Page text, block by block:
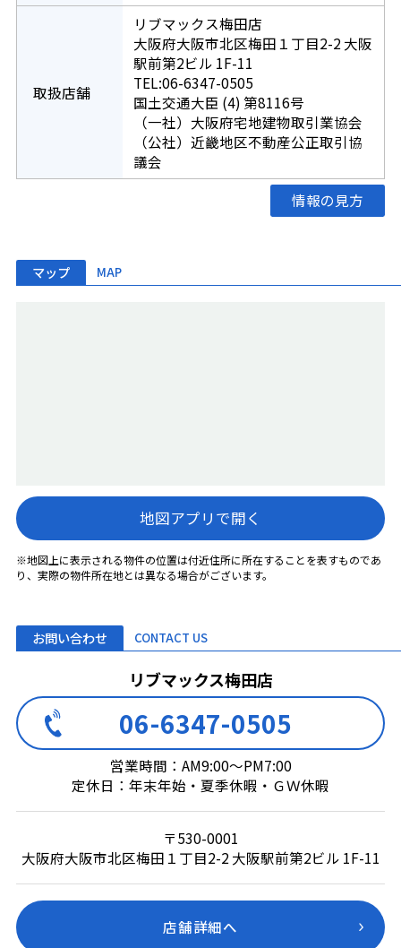
取扱店舗
リブマックス梅田店
大阪府大阪市北区梅田１丁目2-2 大阪
駅前第2ビル 1F-11
TEL:06-6347-0505
国土交通大臣 (4) 第8116号
（一社）大阪府宅地建物取引業協会
（公社）近畿地区不動産公正取引協
議会
情報の見方
マップ MAP
地図アプリで開く
※地図上に表示される物件の位置は付近住所に所在することを表すものであ
り、実際の物件所在地とは異なる場合がございます。
お問い合わせ CONTACT US
リブマックス梅田店
06-6347-0505
営業時間：AM9:00～PM7:00
定休日：年末年始・夏季休暇・ＧＷ休暇
〒530-0001
大阪府大阪市北区梅田１丁目2-2 大阪駅前第2ビル 1F-11
店舗詳細へ